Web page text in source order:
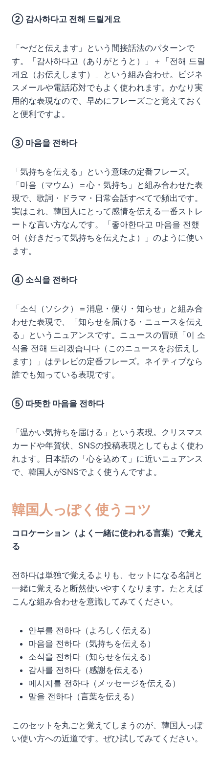
② 감사하다고 전해 드릴게요
「〜だと伝えます」という間接話法のパターンで
す。「감사하다고（ありがとうと）」＋「전해 드릴
게요（お伝えします）」という組み合わせ。ビジネ
スメールや電話応対でもよく使われます。かなり実
用的な表現なので、早めにフレーズごと覚えておく
と便利ですよ。
③ 마음을 전하다
「気持ちを伝える」という意味の定番フレーズ。
「마음（マウム）＝心・気持ち」と組み合わせた表
現で、歌詞・ドラマ・日常会話すべてで頻出です。
実はこれ、韓国人にとって感情を伝える一番ストレ
ートな言い方なんです。「좋아한다고 마음을 전했
어（好きだって気持ちを伝えたよ）」のように使い
ます。
④ 소식을 전하다
「소식（ソシク）＝消息・便り・知らせ」と組み合
わせた表現で、「知らせを届ける・ニュースを伝え
る」というニュアンスです。ニュースの冒頭「이 소
식을 전해 드리겠습니다（このニュースをお伝えし
ます）」はテレビの定番フレーズ。ネイティブなら
誰でも知っている表現です。
⑤ 따뜻한 마음을 전하다
「温かい気持ちを届ける」という表現。クリスマス
カードや年賀状、SNSの投稿表現としてもよく使わ
れます。日本語の「心を込めて」に近いニュアンス
で、韓国人がSNSでよく使うんですよ。
韓国人っぽく使うコツ
コロケーション（よく一緒に使われる言葉）で覚え
る
전하다は単独で覚えるよりも、セットになる名詞と
一緒に覚えると断然使いやすくなります。たとえば
こんな組み合わせを意識してみてください。
안부를 전하다（よろしく伝える）
마음을 전하다（気持ちを伝える）
소식을 전하다（知らせを伝える）
감사를 전하다（感謝を伝える）
메시지를 전하다（メッセージを伝える）
말을 전하다（言葉を伝える）
このセットを丸ごと覚えてしまうのが、韓国人っぽ
い使い方への近道です。ぜひ試してみてください。